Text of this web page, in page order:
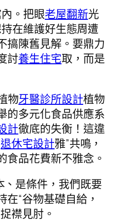
。把眼老屋翻新光
在維護好生態周遭
搞陳舊見解。要鼎力
討養生住宅取，而是
物牙醫診所設計植物
的多元化食品供應系
計徹底的失衡！這違
退休宅設計雅”共鳴，
食品花費新不雅念。
是條件，我們既要
在“谷物基礎自給，
襟見肘。